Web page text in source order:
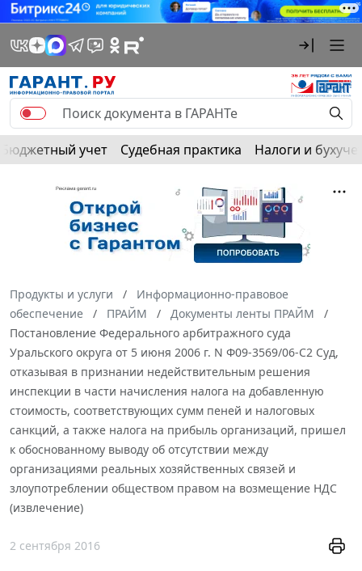
Бюджетный учет Судебная практика Налоги и
Продукты и услуги
Информационно-правовое
обеспечение
ПРАЙМ
Документы ленты ПРАЙМ
Постановление Федерального арбитражного суда
Уральского округа от 5 июня 2006 г. N Ф09-3569/06-С2 Суд,
отказывая в признании недействительным решения
инспекции в части начисления налога на добавленную
стоимость, соответствующих сумм пеней и налоговых
санкций, а также налога на прибыль организаций, пришел
к обоснованному выводу об отсутствии между
организациями реальных хозяйственных связей и
злоупотреблении обществом правом на возмещение НДС
(извлечение)
2 сентября 2016